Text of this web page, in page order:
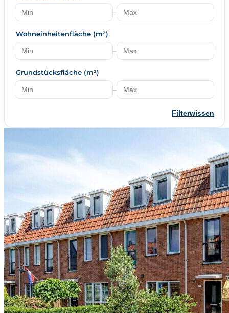
–
Wohneinheitenfläche (m²)
–
Grundstücksfläche (m²)
–
Filterwissen